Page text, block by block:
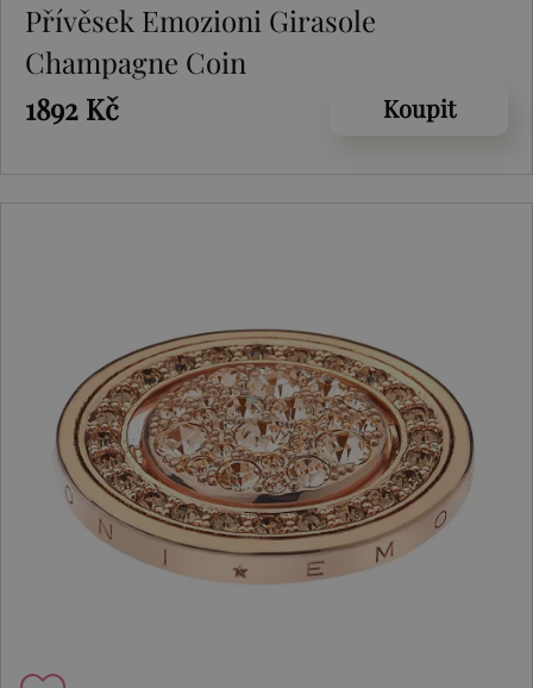
Přívěsek Emozioni Girasole
Champagne Coin
1892 Kč
Koupit